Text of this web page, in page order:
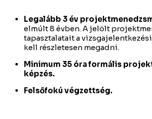
Legalább 3 év
elmúlt 8 évben. A jelölt
tapasztalatait a
kell részletesen megadni.
Minimum 35 óra formális
képzés.
Felsőfokú végzettség.